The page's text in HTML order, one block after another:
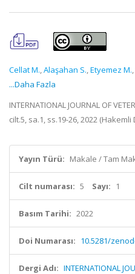
Cellat M.,Alaşahan S.,Etyemez M.,
...Daha Fazla
INTERNATIONAL JOURNAL OF
cilt.5, sa.1, ss.19-26, 2022 (Hakemli
Yayın Türü: Makale / Tam
Cilt numarası: 5 Sayı: 1
Basım Tarihi: 2022
Doi Numarası: 10.5281/
Dergi Adı: INTERNATIONAL